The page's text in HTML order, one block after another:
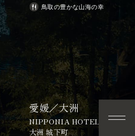
空室検索
当サイトが一番お得
鳥取の豊かな山海の幸
愛媛／大洲
NIPPONIA HOTEL
大洲 城下町